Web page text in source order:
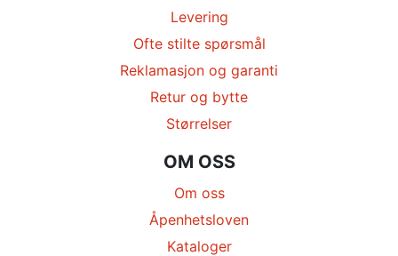
Levering
Ofte stilte spørsmål
Reklamasjon og garanti
Retur og bytte
Størrelser
OM OSS
Om oss
Åpenhetsloven
Kataloger